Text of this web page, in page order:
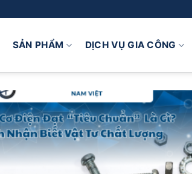
SẢN PHẨM DỊCH VỤ GIA CÔNG